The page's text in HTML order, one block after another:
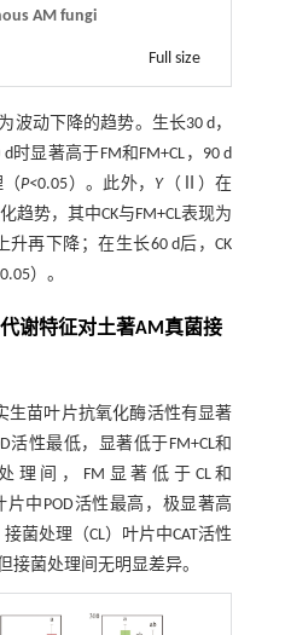
AM fungi
Full size
波动下降的趋势。生长30 d，
时显著高于FM和FM+CL，90 d
（P<0.05）。此外， Y（Ⅱ）在
趋势，其中CK与FM+CL表现为
再下降；在生长60 d后，CK
0.05）。
谢特征对土著AM真菌接
生苗叶片抗氧化酶活性有显著
活性最低，显著低于FM+CL和
理间，FM显著低于CL和
片中POD活性最高，极显著高
接菌处理（CL）叶片中CAT活性
接菌处理间无明显差异。